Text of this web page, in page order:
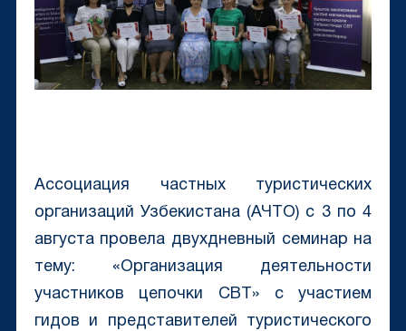
Ассоциация частных туристических
организаций Узбекистана (АЧТО) с 3 по 4
августа провела двухдневный семинар на
тему: «Организация деятельности
участников цепочки CBT» с участием
гидов и представителей туристического